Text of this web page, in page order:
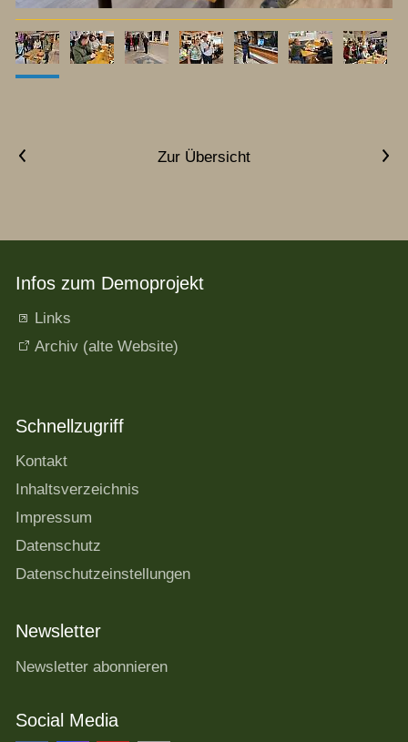
Vorheriger Artikel Zur Übersicht Nächster Artikel
Infos zum Demoprojekt
Links
Archiv (alte Website)
Schnellzugriff
Kontakt
Inhaltsverzeichnis
Impressum
Datenschutz
Datenschutzeinstellungen
Newsletter
Newsletter abonnieren
Social Media